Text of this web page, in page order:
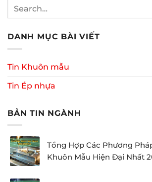
DANH MỤC BÀI VIẾT
Tin Khuôn mẫu
Tin Ép nhựa
BẢN TIN NGÀNH
Tổng Hợp Các Phương
Khuôn Mẫu Hiện Đại Nhất